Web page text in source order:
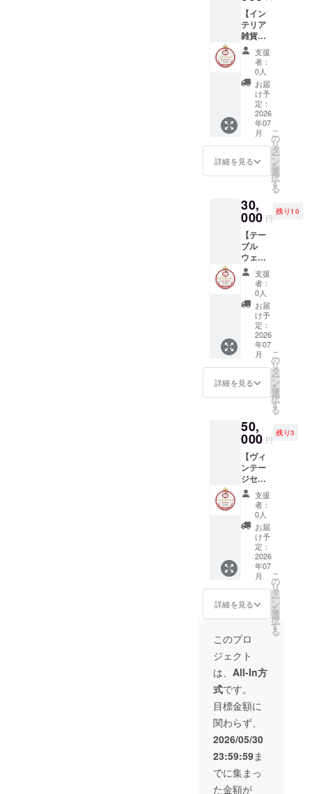
ます。
ご希望
のお名
前は備
考欄に
ご記入
くださ
い。 ※2
公式ス
トア
オープ
ン3日前
CAMPF
IREの
ジ」で
優先招
待URL
とクー
ポン
コード
をお送
りしま
す。
クーポ
ンは
1,000円
以上の
ご購入
から利
です。
公式ス
オープ
ン日か
ら6ヶ月
間有
効、送
料は割
引対象
外、他
クーポ
ンとの
併用は
できま
せん。
掲載
（※1）
・
10%OF
Fクーポ
ン × 1枚
（※2）
・ECサ
イト プ
レオー
プン優
先招待
（※2）
支援特
典】オ
定ス
テッ
カー：
プロ
ジェク
ト開始3
日以内
の支援
者様限
定 ※1 支
援者様
のお名
（ニッ
を刻印
したオ
インの
デジタ
ルバッ
ジを、
RINGO
LLECTI
ON公式
サイト
内に
「ブラ
ンド創
設メン
バー」
として
掲載し
ご希望
のお名
考欄に
ご記入
くださ
い。 ※2
公式ス
トア
オープ
ン3日前
まで
に、
CAMPF
IREの
「メッ
セー
ケージ
内容 ・
公式HP
への
バッジ
掲載
（※1）
20%OF
Fクーポ
ン × 1枚
（※2）
・ECサ
イト プ
（※2）
※1 支援
者様の
お名前
（ニッ
クネー
ム可）
を刻印
したオ
リジナ
ルデザ
インの
デジタ
ルバッ
ジを、
LLECTI
ON公式
「ブラ
ンド創
設メン
バー」
として
掲載し
ます。
ご希望
のお名
前は備
考欄に
ご記入
くださ
い。 ※2
オープ
ン3日前
に、
CAMPF
IREの
「メッ
セー
ジ」で
優先招
待URL
とクー
ポン
コード
をお送
りしま
す。
oter」
コース
です。
暮らし
を彩る
テキス
タイル
アイテ
ムを中
心に、
以下の
特典を
パッ
ケージ
にして
パッ
ケージ
プロ
モー
ター
セッ
ト： り
んごモ
チーフ
のファ
ブリッ
クセッ
ト（タ
オル・
ポーチ
等） ・
公式HP
掲載
（※1）
・
20%OF
Fクーポ
ン × 1枚
（※2）
・ECサ
イト プ
レオー
プン優
先招待
（※2）
【早期
支援特
リジナ
ルCF限
テッ
カー：
プロ
ジェク
日以内
の支援
者様限
定 ※1 支
援者様
のお名
前
（ニッ
クネー
【イン
テリア
雑貨
セット
＋
10%OF
Fクーポ
ン3枚
＋ 公式
HPへ
「Supe
rvisor
」バッ
ジ掲
載】 ブ
表現を
見守り
支える
「Supe
rvisor
」コー
スで
す。 空
間に彩
りを添
えるイ
ンテリ
ア小物
を中心
に、以
下の特
典を
お届け
しま
パッ
ケージ
内容 ・
スー
パーバ
イザー
セッ
ト： り
んごモ
チーフ
のイン
テリア
雑貨
セット
バス
等） ・
公式HP
バッジ
掲載
（※1）
・
10%OF
ン × 3枚
（※2）
支援
者：
0人
お届
け予
定：
2026
年07
月
詳細を見る
こ
の
リ
タ
ー
ン
を
選
択
す
る
30,
000 円
残り10
【テー
ブル
ウェア
セット
＋
20%OF
Fクーポ
ン3枚
＋ 公式
HPへ
「Cond
uctor」
バッジ
掲載】
ブラン
導き、
成長を
リード
する
「Cond
uctor」
コース
です。
食卓を
彩る食
器やカ
トラ
リーな
ど、以
下の特
典を
パッ
お届け
す。 ●
パッ
ケージ
内容 ・
コンダ
クター
セッ
ト： り
チーフ
のテー
ブル
支援
者：
0人
お届
け予
定：
2026
年07
月
詳細を見る
こ
の
リ
タ
ー
ン
を
選
択
す
る
50,
000 円
残り3
【ヴィ
ンテー
ジセッ
ト ＋
25%OF
Fクーポ
ン3枚
＋ 公式
HPへ
「Curat
or」
バッジ
掲載】
りんご
モチー
ブラン
ドのコ
レク
ション
の核を
担う、
特別な
「Curat
or」
コース
です。
コレク
ターが
厳選し
た希少
支援
者：
0人
お届
け予
定：
2026
年07
月
詳細を見る
こ
の
リ
タ
ー
ン
を
選
択
す
る
このプロ
ジェクト
は、 All-In方
式です。
目標金額に
関わらず、
2026/05/30
23:59:59ま
でに集まっ
た金額が